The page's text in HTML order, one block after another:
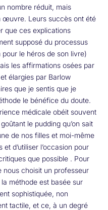
nombre réduit, mais
œuvre. Leurs succès ont été
que ces explications
supposé du processus
pour le héros de son livre)
les affirmations osées par
élargies par Barlow
que je sentis que je
le bénéfice du doute.
médicale obéit souvent
le pudding qu’on sait
de nos filles et moi-même
d’utiliser l’occasion pour
que possible . Pour
nous choisit un professeur
méthode est basée sur
sophistiquée, non
tactile, et ce, à un degré